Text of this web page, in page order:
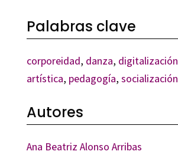
Palabras clave
corporeidad, danza, digitalización
artística, pedagogía, socialización
Autores
Ana Beatriz Alonso Arribas